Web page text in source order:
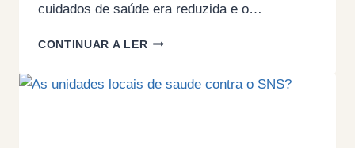
cuidados de saúde era reduzida e o…
CONTINUAR A LERA
ATO